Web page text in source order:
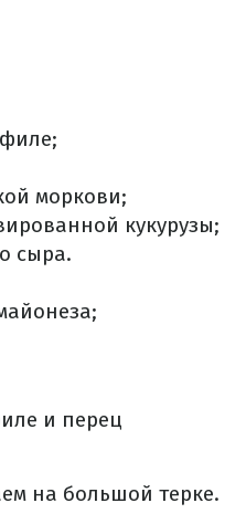
моркови;
кукурузы;
сыра.
и перец
на большой терке.